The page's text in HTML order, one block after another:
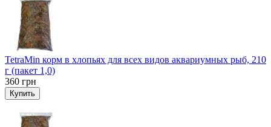
TetraMin корм в хлопьях для всех видов аквариумных рыб, 210
г (пакет 1,0)
360 грн
Купить